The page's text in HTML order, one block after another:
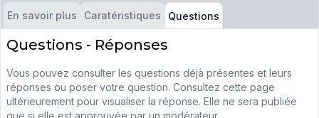
En savoir plus Caratéristiques Questions
Questions - Réponses
Vous pouvez consulter les questions déjà présentes et leurs
réponses ou poser votre question. Consultez cette page
ultérieurement pour visualiser la réponse. Elle ne sera publiée